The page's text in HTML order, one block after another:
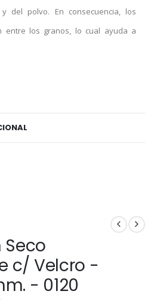
del polvo. En consecuencia, los
entre los granos, lo cual ayuda a
Seco
c/ Velcro -
- 0120